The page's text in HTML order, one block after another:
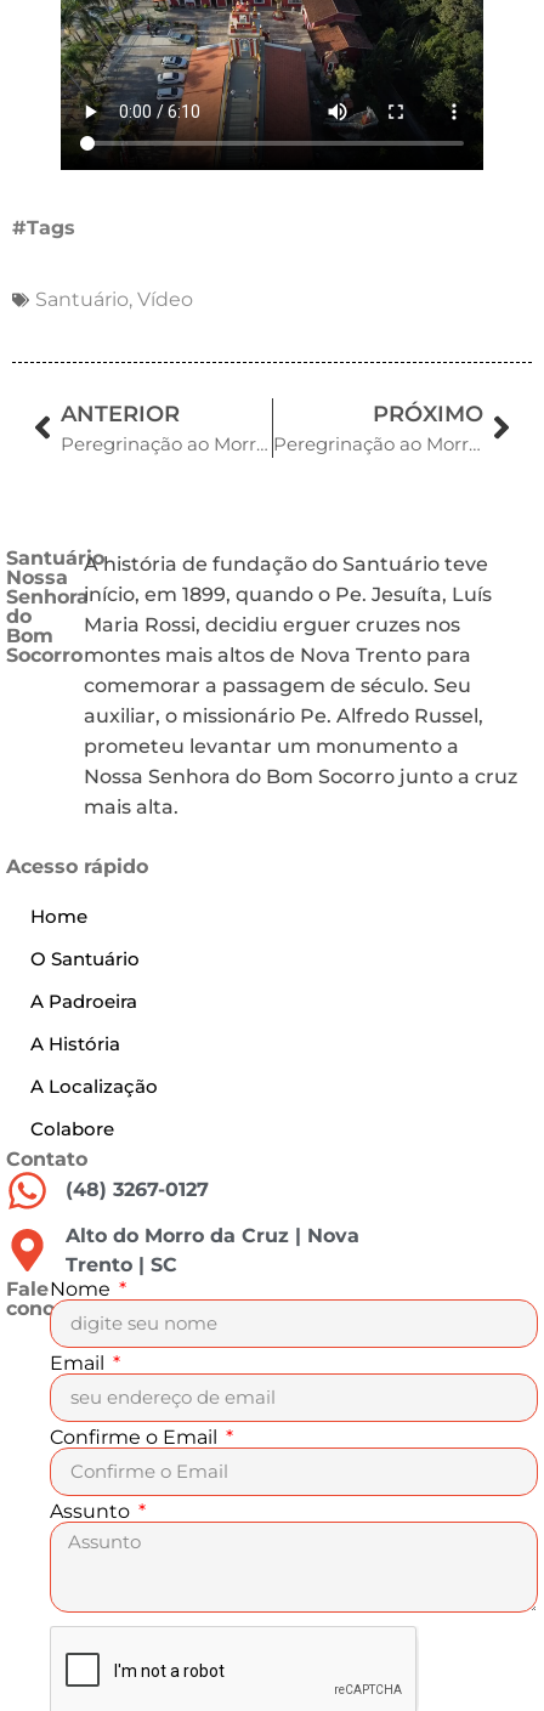
#Tags
Santuário, Vídeo
ANTERIOR
Peregrinação ao Morro da Cruz dia 31 de agosto
PRÓXIMO
Peregrinação ao Morro da Cruz
Santuário
Nossa
Senhora
do
Bom
Socorro
A história de fundação do Santuário teve
início, em 1899, quando o Pe. Jesuíta, Luís
Maria Rossi, decidiu erguer cruzes nos
montes mais altos de Nova Trento para
comemorar a passagem de século. Seu
auxiliar, o missionário Pe. Alfredo Russel,
prometeu levantar um monumento a
Nossa Senhora do Bom Socorro junto a cruz
mais alta.
Acesso rápido
Home
O Santuário
A Padroeira
A História
A Localização
Colabore
Contato
(48) 3267-0127
Alto do Morro da Cruz | Nova
Trento | SC
Fale
conosco
Nome
Email
Confirme o Email
Assunto